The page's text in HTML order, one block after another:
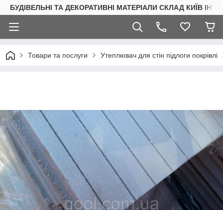
БУДІВЕЛЬНІ ТА ДЕКОРАТИВНІ МАТЕРІАЛИ СКЛАД КИЇВ
Товари та послуги Утеплювач для стін підлоги покрівлі